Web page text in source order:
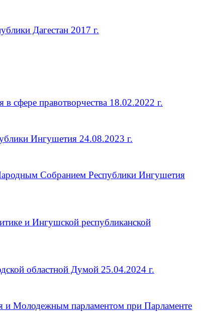
Дагестан 2017 г.
сфере правотворчества 18.02.2022 г.
Ингушетия 24.08.2023 г.
Собранием Республики Ингушетия
и Ингушской республиканской
областной Думой 25.04.2024 г.
и Молодежным парламентом при Парламенте